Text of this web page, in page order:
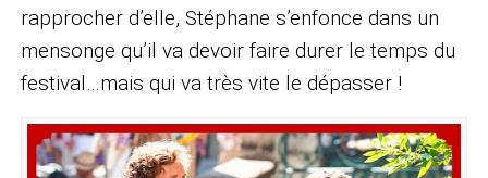
rapprocher d’elle, Stéphane s’enfonce dans un
mensonge qu’il va devoir faire durer le temps du
festival…mais qui va très vite le dépasser !